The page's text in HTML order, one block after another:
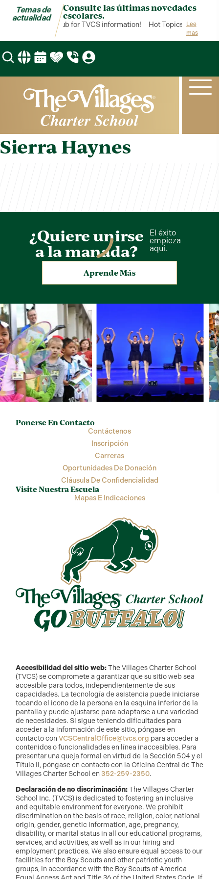
Temas de
actualidad
Consulte las últimas novedades
escolares.
Topics is your hub for TVCS information! Hot Topics is your
Lee
mas
Sierra Haynes
¿Quiere unirse
a la manada?
El éxito
empieza
aquí.
Aprende Más
Ponerse En Contacto
Contáctenos
Inscripción
Carreras
Oportunidades De Donación
Cláusula De Confidencialidad
Visite Nuestra Escuela
Mapas E Indicaciones
Accesibilidad del sitio web:The Villages Charter School
(TVCS) se compromete a garantizar que su sitio web sea
accesible para todos, independientemente de sus
capacidades. La tecnología de asistencia puede iniciarse
tocando el icono de la persona en la esquina inferior de la
pantalla y puede ajustarse para adaptarse a una variedad
de necesidades. Si sigue teniendo dificultades para
acceder a la información de este sitio, póngase en
contacto con VCSCentralOffice@tvcs.org para acceder a
contenidos o funcionalidades en línea inaccesibles. Para
presentar una queja formal en virtud de la Sección 504 y el
Título II, póngase en contacto con la Oficina Central de The
Villages Charter School en 352-259-2350.
Declaración de no discriminación:The Villages Charter
School Inc. (TVCS) is dedicated to fostering an inclusive
and equitable environment for everyone. We prohibit
discrimination on the basis of race, religion, color, national
origin, gender, genetic information, age, pregnancy,
disability, or marital status in all our educational programs,
services, and activities, as well as in our hiring and
employment practices. We also ensure equal access to our
facilities for the Boy Scouts and other patriotic youth
groups, in accordance with the Boy Scouts of America